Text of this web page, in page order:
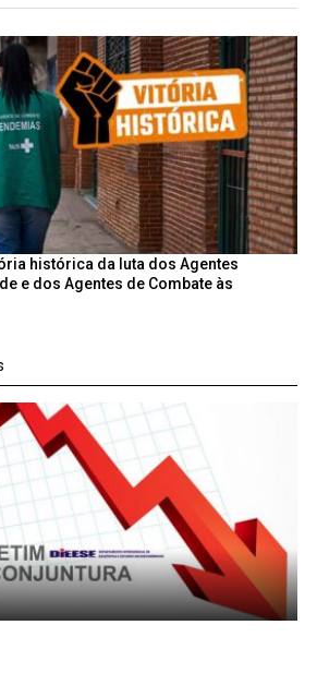
histórica da luta dos Agentes
e dos Agentes de Combate às